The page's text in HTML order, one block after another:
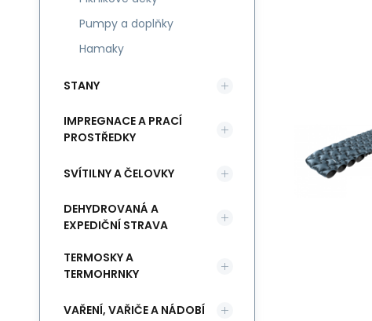
Pumpy a doplňky
Hamaky
STANY
IMPREGNACE A PRACÍ
PROSTŘEDKY
SVÍTILNY A ČELOVKY
DEHYDROVANÁ A
EXPEDIČNÍ STRAVA
TERMOSKY A
TERMOHRNKY
VAŘENÍ, VAŘIČE A NÁDOBÍ